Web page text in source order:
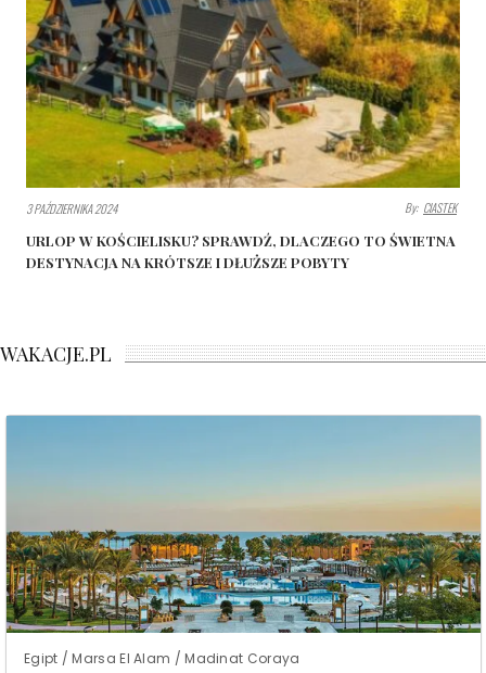
3 PAŹDZIERNIKA 2024 By: CIASTEK
URLOP W KOŚCIELISKU? SPRAWDŹ, DLACZEGO TO ŚWIETNA
DESTYNACJA NA KRÓTSZE I DŁUŻSZE POBYTY
WAKACJE.PL
Egipt / Marsa El Alam / Madinat Coraya